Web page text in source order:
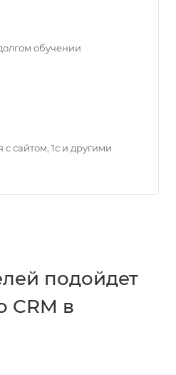
обучении
сайтом, 1с и другими
подойдет
CRM в